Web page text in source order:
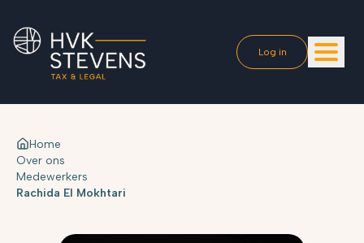
Log in
Home
Over ons
Medewerkers
Rachida El Mokhtari